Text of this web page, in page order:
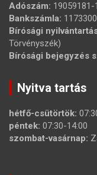
Adószám:
Bankszámla:
Bírósági
Törvényszék)
Bírósági bejegyzés
Nyitva tartás
hétfő-csütörtök:
péntek: 07:30-14:00
szombat-vasárnap: